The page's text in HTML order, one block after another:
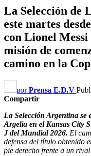
La Selección de
este martes
con Lionel
misión de
camino en la
porPrensa E.D.V
Compartir
La Selección Argentina se
Argelia en el Kansas City
J del Mundial 2026. El
defensa del título obtenido
pie derecho frente a un